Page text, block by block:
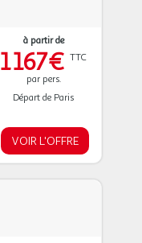
à partir de
1 167€ TTC
par pers.
Départ de Paris
VOIR L'OFFRE